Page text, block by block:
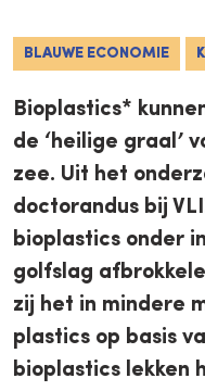
BLAUWE ECONOMIE
Bioplastics*
de ‘heilige graal’
zee. Uit het
doctorandus bij
bioplastics onder
golfslag
zij het in mindere
plastics op basis
bioplastics lekken